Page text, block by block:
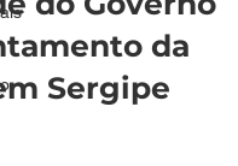
da
Sergipe